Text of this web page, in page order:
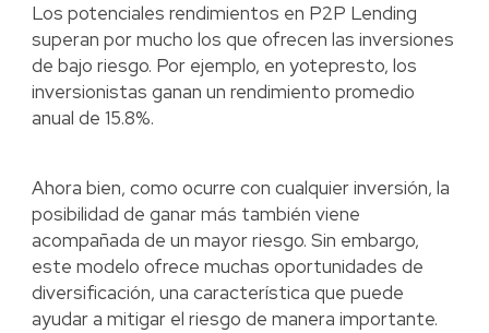
Los potenciales rendimientos en P2P Lending
superan por mucho los que ofrecen las inversiones
de bajo riesgo. Por ejemplo, en yotepresto, los
inversionistas ganan un rendimiento promedio
anual de 15.8%.
Ahora bien, como ocurre con cualquier inversión, la
posibilidad de ganar más también viene
acompañada de un mayor riesgo. Sin embargo,
este modelo ofrece muchas oportunidades de
diversificación, una característica que puede
ayudar a mitigar el riesgo de manera importante.